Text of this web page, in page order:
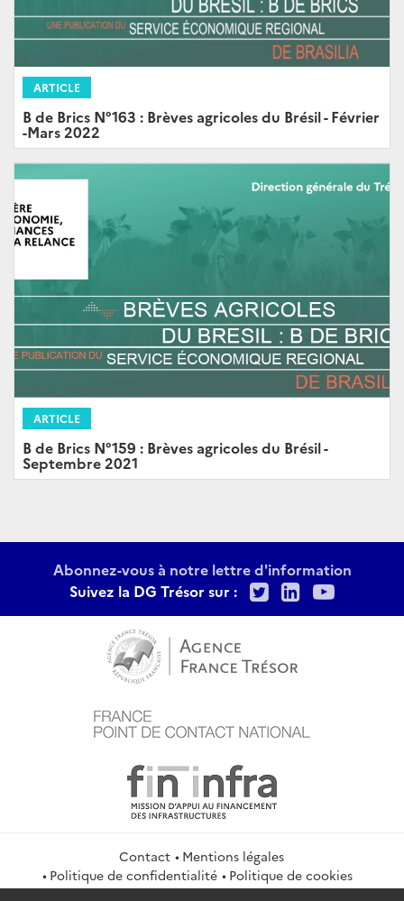
ARTICLE
B de Brics N°163 : Brèves agricoles du Brésil - Février
-Mars 2022
ARTICLE
B de Brics N°159 : Brèves agricoles du Brésil -
Septembre 2021
Abonnez-vous à notre lettre d'information
Suivez la DG Trésor sur :
TwitterLinkedIn
Contact
Mentions légales
Politique de confidentialité
Politique de cookies
Gestion des cookies
Flux RSS